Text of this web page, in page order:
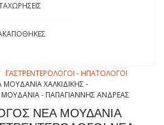
ΓΑΣΤΡΕΝΤΕΡΟΛΟΓΟΙ - ΗΠΑΤΟΛΟΓΟΙ
ΧΑΛΚΙΔΙΚΗΣ -
ΜΟΥΔΑΝΙΑ - ΠΑΠΑΓΙΑΝΝΗΣ ΑΝΔΡΕΑΣ
ΝΕΑ ΜΟΥΔΑΝΙΑ